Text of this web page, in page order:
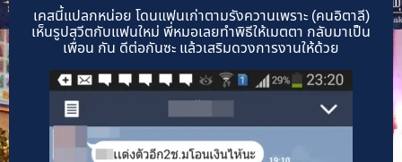
เคสนี้แปลกหน่อย โดนแฟนเก่าตามรังควานเพราะ (คนอิตาลี)
เห็นรูปสวีตกับแฟนใหม่ พี่หมอเลยทำพิธีให้เมตตา กลับมาเป็น
เพื่อน กัน ดีต่อกันซะ แล้วเสริมดวงการงานให้ด้วย